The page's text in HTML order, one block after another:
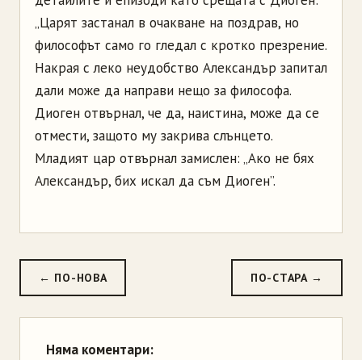
„Царят застанал в очакване на поздрав, но
философът само го гледал с кротко презрение.
Накрая с леко неудобство Александър запитал
дали може да направи нещо за философа.
Диоген отвърнал, че да, наистина, може да се
отмести, защото му закрива слънцето.
Младият цар отвърнал замислен: „Ако не бях
Александър, бих искал да съм Диоген”.
← ПО-НОВА ПО-СТАРА →
Няма коментари: